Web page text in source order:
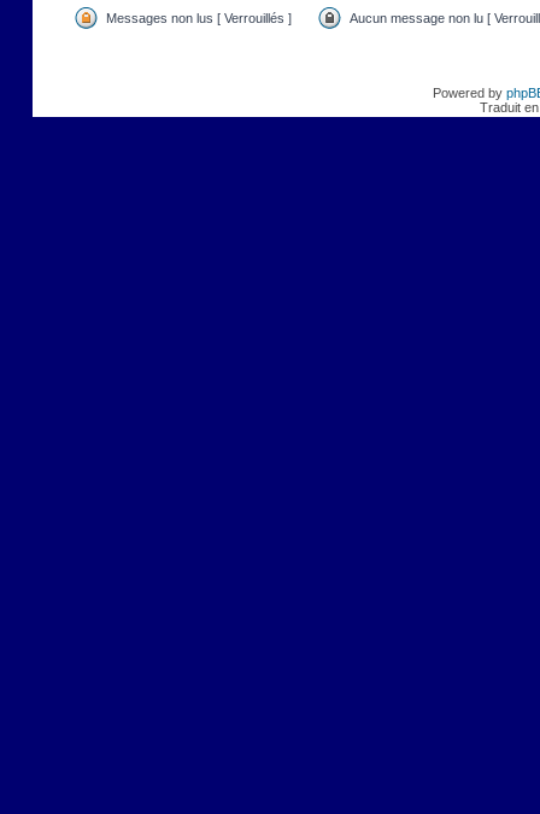
Messages non lus [ Verrouillés ] Aucun message non lu [
Powered by
Traduit